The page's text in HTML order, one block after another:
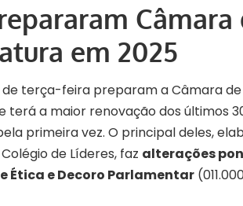
em 2025
terça-feira preparam a Câmara
terá a maior renovação dos últimos
primeira vez. O principal deles,
de Líderes, faz alterações
Ética e Decoro Parlamentar (